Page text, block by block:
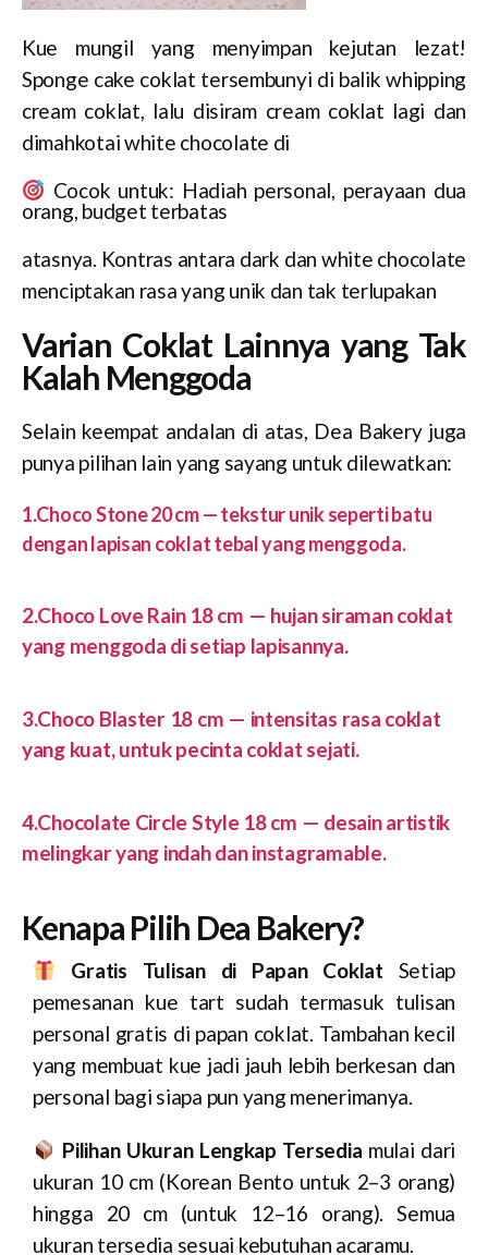
Kue mungil yang menyimpan kejutan lezat!
Sponge cake coklat tersembunyi di balik whipping
cream coklat, lalu disiram cream coklat lagi dan
dimahkotai white chocolate di
Cocok untuk: Hadiah personal, perayaan dua
orang, budget terbatas
atasnya. Kontras antara dark dan white chocolate
menciptakan rasa yang unik dan tak terlupakan
Varian Coklat Lainnya yang Tak
Kalah Menggoda
Selain keempat andalan di atas, Dea Bakery juga
punya pilihan lain yang sayang untuk dilewatkan:
1.Choco Stone 20 cm — tekstur unik seperti batu
dengan lapisan coklat tebal yang menggoda.
2.Choco Love Rain 18 cm — hujan siraman coklat
yang menggoda di setiap lapisannya.
3.Choco Blaster 18 cm — intensitas rasa coklat
yang kuat, untuk pecinta coklat sejati.
4.Chocolate Circle Style 18 cm — desain artistik
melingkar yang indah dan instagramable.
Kenapa Pilih Dea Bakery?
Gratis Tulisan di Papan Coklat Setiap
pemesanan kue tart sudah termasuk tulisan
personal gratis di papan coklat. Tambahan kecil
yang membuat kue jadi jauh lebih berkesan dan
personal bagi siapa pun yang menerimanya.
Pilihan Ukuran Lengkap Tersedia mulai dari
ukuran 10 cm (Korean Bento untuk 2–3 orang)
hingga 20 cm (untuk 12–16 orang). Semua
ukuran tersedia sesuai kebutuhan acaramu.